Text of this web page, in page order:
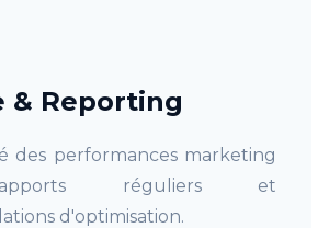
& Reporting
des performances marketing
réguliers et
d'optimisation.